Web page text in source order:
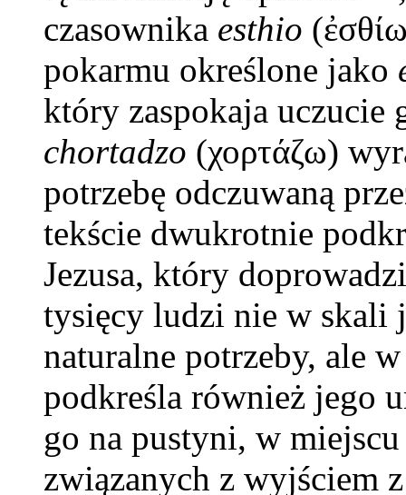
czasownika esthio
pokarmu określone jako
który zaspokaja uczucie
chortadzo (χορτάζω)
potrzebę odczuwaną
tekście dwukrotnie
Jezusa, który
tysięcy ludzi nie w skali
naturalne potrzeby, ale
podkreśla również jego
go na pustyni, w
związanych z wyjściem